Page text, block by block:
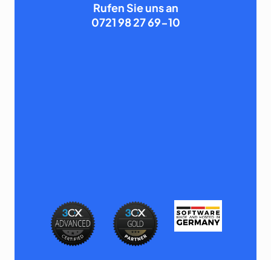
Rufen Sie uns an
0721 98 27 69-10